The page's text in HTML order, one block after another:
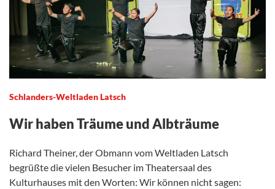
Schlanders-Weltladen Latsch
Wir haben Träume und Albträume
Richard Theiner, der Obmann vom Weltladen Latsch
begrüßte die vielen Besucher im Theatersaal des
Kulturhauses mit den Worten: Wir können nicht sagen: